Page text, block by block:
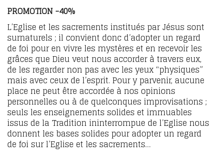
PROMOTION -40%
L’Eglise et les sacrements institués par Jésus sont
surnaturels ; il convient donc d’adopter un regard
de foi pour en vivre les mystères et en recevoir les
grâces que Dieu veut nous accorder à travers eux,
de les regarder non pas avec les yeux “physiques”
mais avec ceux de l’esprit. Pour y parvenir, aucune
place ne peut être accordée à nos opinions
personnelles ou à de quelconques improvisations ;
seuls les enseignements solides et immuables
issus de la Tradition ininterrompue de l’Eglise nous
donnent les bases solides pour adopter un regard
de foi sur l’Eglise et les sacrements…